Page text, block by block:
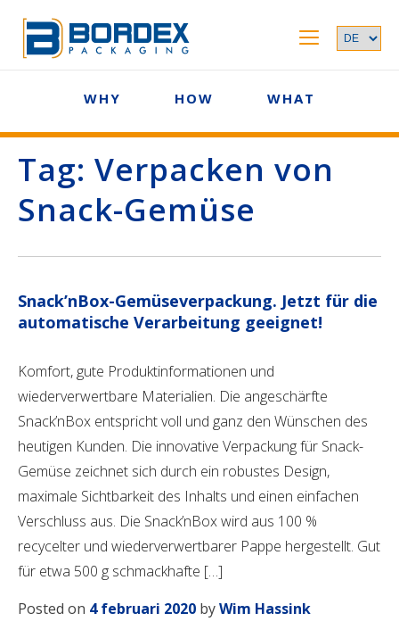
WHY HOW WHAT
Tag: Verpacken von
Snack-Gemüse
Snack’nBox-Gemüseverpackung. Jetzt für die
automatische Verarbeitung geeignet!
Komfort, gute Produktinformationen und
wiederverwertbare Materialien. Die angeschärfte
Snack’nBox entspricht voll und ganz den Wünschen des
heutigen Kunden. Die innovative Verpackung für Snack-
Gemüse zeichnet sich durch ein robustes Design,
maximale Sichtbarkeit des Inhalts und einen einfachen
Verschluss aus. Die Snack’nBox wird aus 100 %
recycelter und wiederverwertbarer Pappe hergestellt. Gut
für etwa 500 g schmackhafte […]
Posted on 4 februari 2020 byWim Hassink